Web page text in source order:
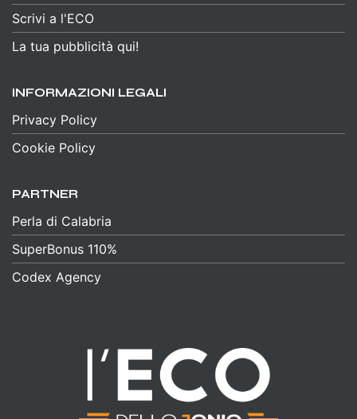
Scrivi a l'ECO
La tua pubblicità qui!
INFORMAZIONI LEGALI
Privacy Policy
Cookie Policy
PARTNER
Perla di Calabria
SuperBonus 110%
Codex Agency